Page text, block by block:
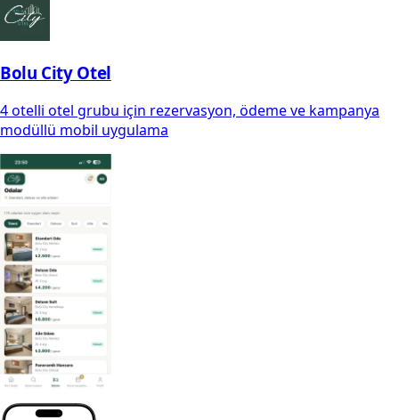
Bolu City Otel
4 otelli otel grubu için rezervasyon, ödeme ve kampanya
modüllü mobil uygulama